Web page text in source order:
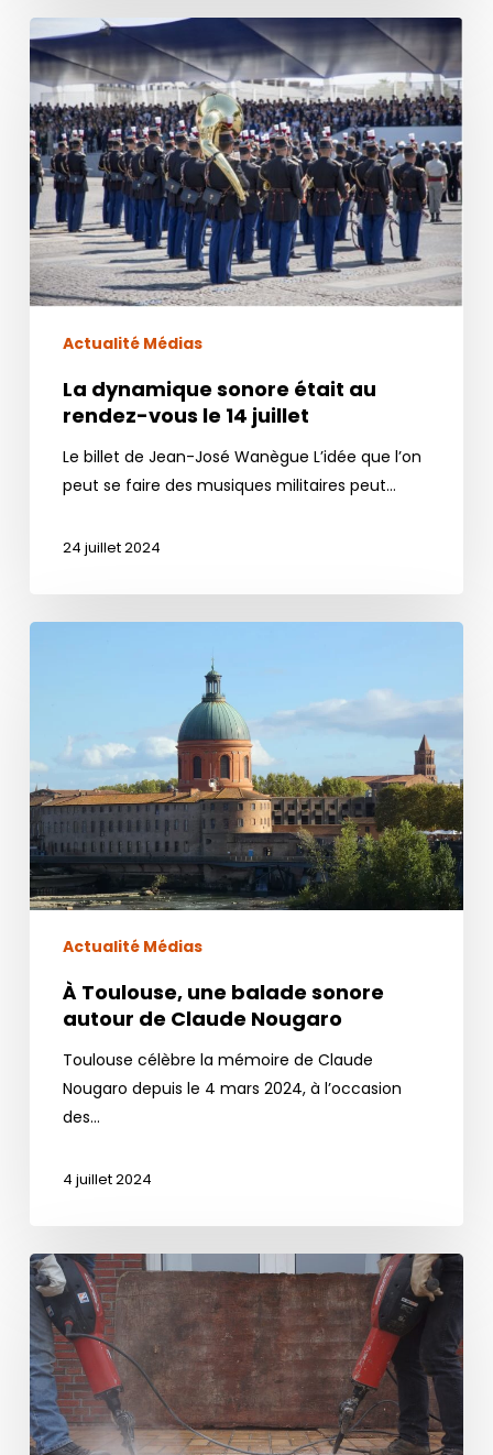
dynamique
sonore
était
au
rendez-
vous
le
14 juillet
Actualité Médias
La dynamique sonore était au
rendez-vous le 14 juillet
Le billet de Jean-José Wanègue L’idée que l’on
peut se faire des musiques militaires peut…
24 juillet 2024
autour
de
Claude
Nougaro
Actualité Médias
À Toulouse, une balade sonore
autour de Claude Nougaro
Toulouse célèbre la mémoire de Claude
Nougaro depuis le 4 mars 2024, à l’occasion
des…
4 juillet 2024
Santé
comment
protéger
son
audition
de